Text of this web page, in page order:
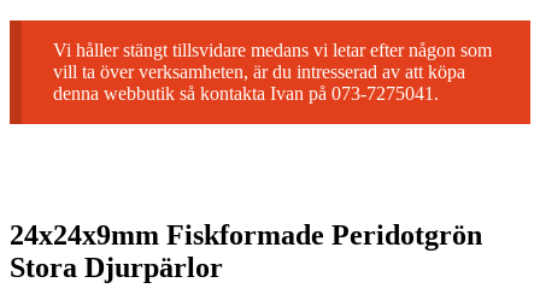
Vi håller stängt tillsvidare medans vi letar efter någon som
vill ta över verksamheten, är du intresserad av att köpa
denna webbutik så kontakta Ivan på 073-7275041.
24x24x9mm Fiskformade Peridotgrön
Stora Djurpärlor